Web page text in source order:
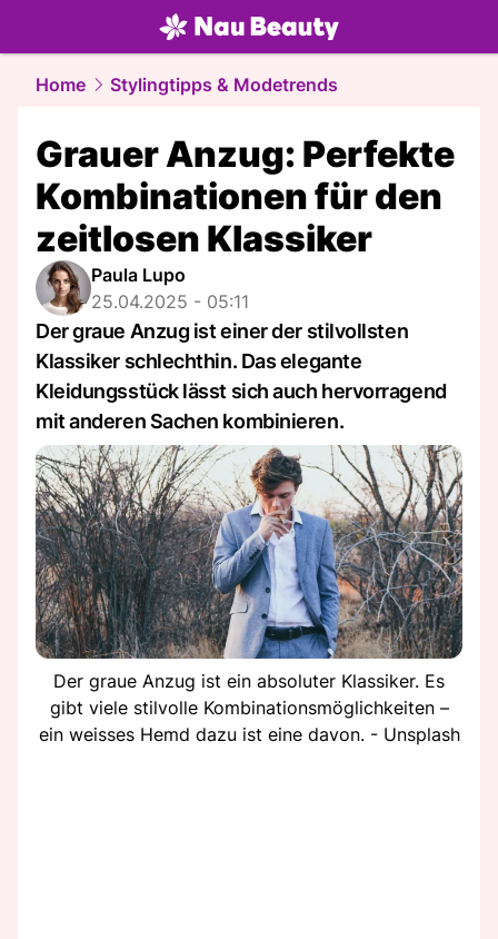
beauty.NAU.ch
Home Stylingtipps & Modetrends
Grauer Anzug: Perfekte
Kombinationen für den
zeitlosen Klassiker
Paula Lupo
25.04.2025 - 05:11
Der graue Anzug ist einer der stilvollsten
Klassiker schlechthin. Das elegante
Kleidungsstück lässt sich auch hervorragend
mit anderen Sachen kombinieren.
Der graue Anzug ist ein absoluter Klassiker. Es
gibt viele stilvolle Kombinationsmöglichkeiten –
ein weisses Hemd dazu ist eine davon. - Unsplash